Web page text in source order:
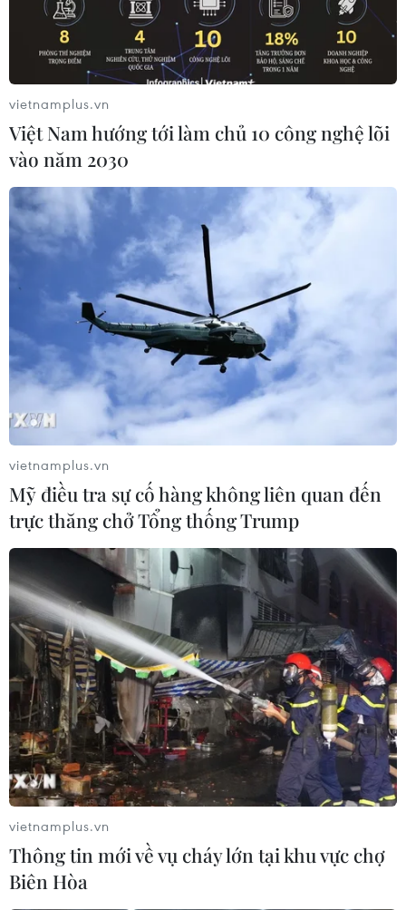
Trung Quốc và Philippines ký các thỏa
thuận trị giá 13,5 tỷ USD
20/10/2016 14:13
Chủ tịch Trung Quốc Tập Cận Bình và Tổng thống
Philippines Rodrigo Duterte đã chứng kiến lễ ký kết 13
thỏa thuận hợp tác với tổng trị giá 13,5 tỷ USD.
vietnamplus.vn
Việt Nam hướng tới làm chủ 10 công nghệ lõi
vào năm 2030
vietnamplus.vn
Mỹ điều tra sự cố hàng không liên quan đến
trực thăng chở Tổng thống Trump
vietnamplus.vn
Thông tin mới về vụ cháy lớn tại khu vực chợ
Biên Hòa